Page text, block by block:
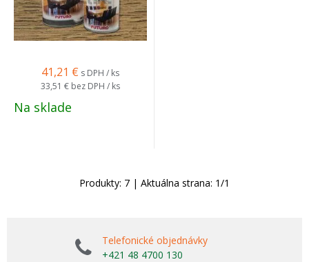
41,21 € s DPH / ks
33,51 € bez DPH / ks
Na sklade
Produkty: 7 | Aktuálna strana: 1/1
Telefonické objednávky
+421 48 4700 130